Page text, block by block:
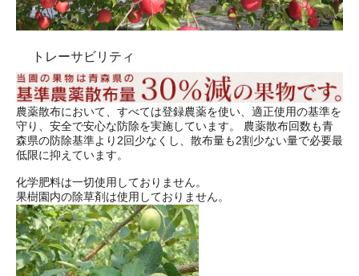
トレーサビリティ
農薬散布において、すべては登録農薬を使い、適正使用の基準を
守り、安全で安心な防除を実施しています。 農薬散布回数も青
森県の防除基準より2回少なくし、散布量も2割少ない量で必要最
低限に抑えています。
化学肥料は一切使用しておりません。
果樹園内の除草剤は使用しておりません。